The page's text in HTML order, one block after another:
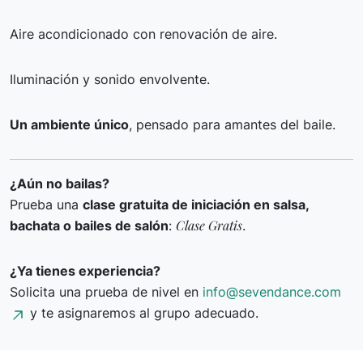
Aire acondicionado con renovación de aire.
Iluminación y sonido envolvente.
Un ambiente único, pensado para amantes del baile.
¿Aún no bailas?
Prueba una clase gratuita de iniciación en salsa,
bachata o bailes de salón: Clase Gratis.
¿Ya tienes experiencia?
Solicita una prueba de nivel en info@sevendance.com
y te asignaremos al grupo adecuado.